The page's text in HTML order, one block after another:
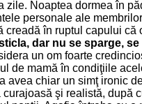
Noaptea dormea în
personale ale
în ruptul capului
dar nu se sparge,
un om foarte
de mamă în condiţiile
avea chiar un simţ
şi realistă,